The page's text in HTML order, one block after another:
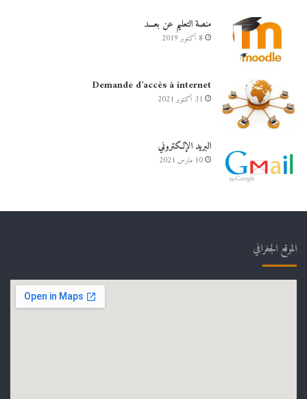
منصة التعليم عن بعـــد
8 أكتوبر 2019
Demande d’accès à internet
31 أكتوبر 2021
البريد الإلكتروني
10 مارس 2021
الموقع الجغرافي